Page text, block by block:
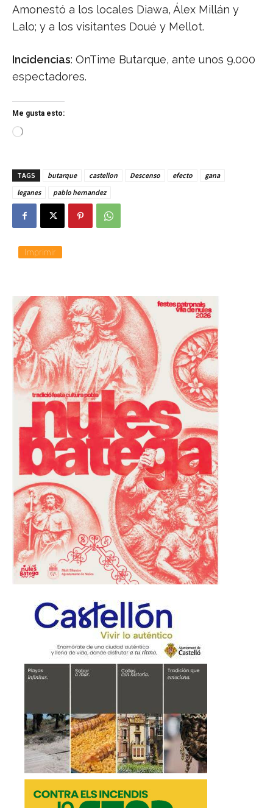
Amonestó a los locales Diawa, Álex Millán y
Lalo; y a los visitantes Doué y Mellot.
Incidencias: OnTime Butarque, ante unos 9.000
espectadores.
Me gusta esto:
C
a
d
o
.
.
TAGS butarque castellon Descenso efecto
gana
leganes
pablo hernandez
Imprimir